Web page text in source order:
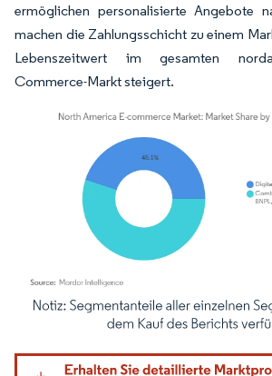
ermöglichen personalisierte Angebote
machen die Zahlungsschicht zu einem
Lebenszeitwert im gesamten
Commerce-Markt steigert.
Bild © Mordor Intelligence. Wiederverwendung